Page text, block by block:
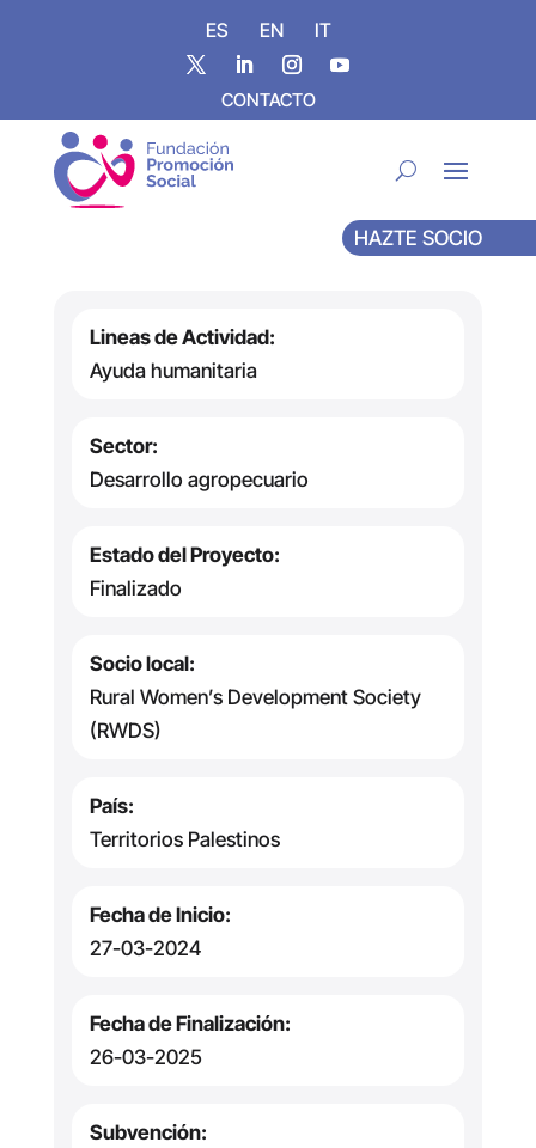
ES EN IT
CONTACTO
HAZTE SOCIO
Lineas de Actividad:
Ayuda humanitaria
Sector:
Desarrollo agropecuario
Estado del Proyecto:
Finalizado
Socio local:
Rural Women’s Development Society
(RWDS)
País:
Territorios Palestinos
Fecha de Inicio:
27-03-2024
Fecha de Finalización:
26-03-2025
Subvención: